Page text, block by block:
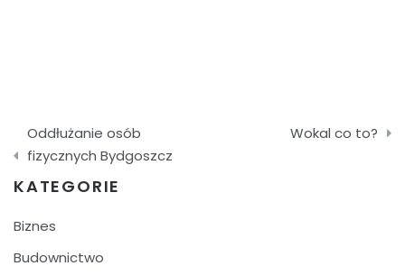
Nawigacja
wpisu
Oddłużanie osób
fizycznych Bydgoszcz
Wokal co to?
KATEGORIE
Biznes
Budownictwo